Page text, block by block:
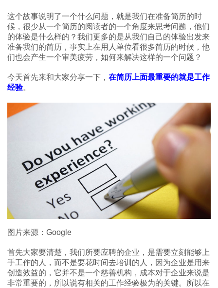
这个故事说明了一个什么问题，就是我们在准备简历的时
候，很少从一个简历的阅读者的一个角度来思考问题，他们
的体验是什么样的？我们更多的是从我们自己的体验出发来
准备我们的简历，事实上在用人单位看很多简历的时候，他
们也会产生一个审美疲劳，如何来解决这样的一个问题？
今天首先来和大家分享一下， 在简历上面最重要的就是工作
经验。
图片来源：Google
首先大家要清楚，我们所要应聘的企业，是需要立刻能够上
手工作的人，而不是要花时间去培训的人，因为企业是用来
创造效益的，它并不是一个慈善机构，成本对于企业来说是
非常重要的，所以说有相关的工作经验极为的关键。所以在